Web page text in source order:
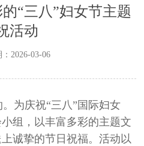
“三八”妇女节主题
活动
2026-03-06
。为庆祝“三八” 国际妇女
组，以丰富多彩的主题文
诚挚的节日祝福。活动以